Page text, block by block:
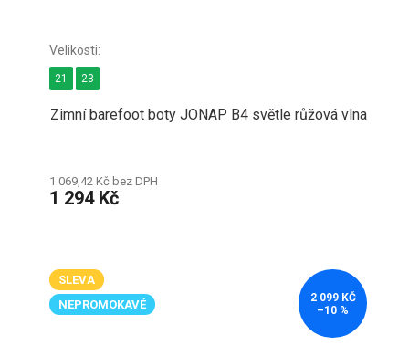
Zimní barefoot boty JONAP B4 světle růžová vlna
1 069,42 Kč bez DPH
1 294 Kč
21 23
SLEVA
NEPROMOKAVÉ
2 099 KČ
–10 %